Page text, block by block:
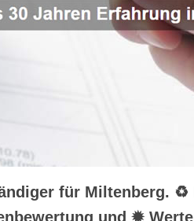
für Miltenberg.
und ✹